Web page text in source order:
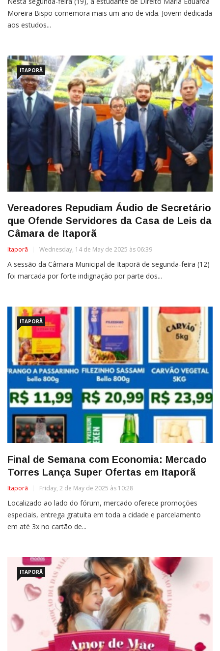
Moreira Bispo comemora mais um ano de vida. Jovem dedicada
aos estudos...
ITAPORÃ
Vereadores Repudiam Áudio de Secretário
que Ofende Servidores da Casa de Leis da
Câmara de Itaporã
Itaporã Wednesday, 14 de May de 2025 às 06:39
A sessão da Câmara Municipal de Itaporã de segunda-feira (12)
foi marcada por forte indignação por parte dos...
ITAPORÃ
Final de Semana com Economia: Mercado
Torres Lança Super Ofertas em Itaporã
Itaporã Friday, 2 de May de 2025 às 10:28
Localizado ao lado do fórum, mercado oferece promoções
especiais, entrega gratuita em toda a cidade e parcelamento
em até 3x no cartão de...
ITAPORÃ